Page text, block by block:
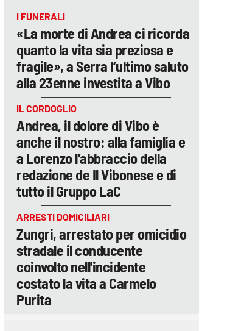
I FUNERALI
«La morte di Andrea ci ricorda
quanto la vita sia preziosa e
fragile», a Serra l’ultimo saluto
alla 23enne investita a Vibo
IL CORDOGLIO
Andrea, il dolore di Vibo è
anche il nostro: alla famiglia e
a Lorenzo l’abbraccio della
redazione de Il Vibonese e di
tutto il Gruppo LaC
ARRESTI DOMICILIARI
Zungri, arrestato per omicidio
stradale il conducente
coinvolto nell'incidente
costato la vita a Carmelo
Purita